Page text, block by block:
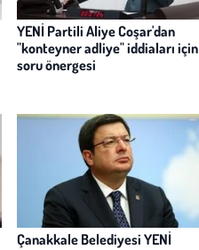
YENİ Partili Aliye Coşar'dan
"konteyner adliye" iddiaları için
soru önergesi
Çanakkale Belediyesi YENİ